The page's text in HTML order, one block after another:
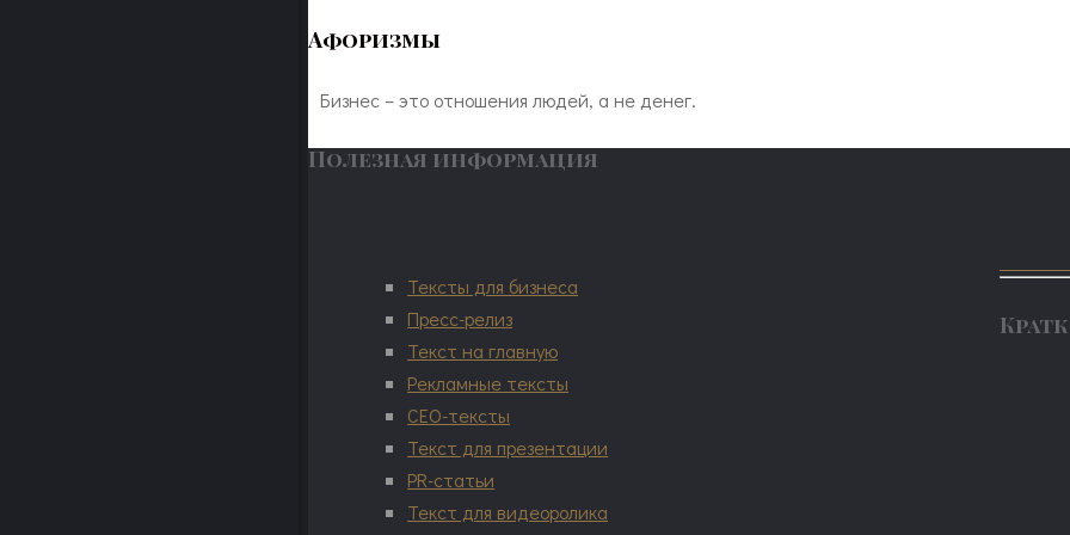
Афоризмы
Бизнес – это отношения людей, а не денег.
Полезная информация
Тексты для бизнеса
Пресс-релиз
Текст на главную
Рекламные тексты
СЕО-тексты
Текст для презентации
PR-статьи
Текст для видеоролика